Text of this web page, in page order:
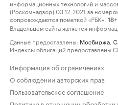
информационных технологий и
(Роскомнадзор) 03.12.2021 за
сопровождаются пометкой «РБК».
18+
Владельцем сайта является
Данные предоставлены: Мосбиржа
Индексы облигаций предоставлены
Информация об ограничениях
О соблюдении авторских прав
Пользовательское соглашение